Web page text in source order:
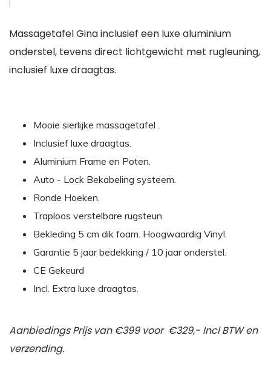
Massagetafel Gina inclusief een luxe aluminium
onderstel, tevens direct lichtgewicht met rugleuning,
inclusief luxe draagtas.
Mooie sierlijke massagetafel .
Inclusief luxe draagtas.
Aluminium Frame en Poten.
Auto - Lock Bekabeling systeem.
Ronde Hoeken.
Traploos verstelbare rugsteun.
Bekleding 5 cm dik foam. Hoogwaardig Vinyl.
Garantie 5 jaar bedekking / 10 jaar onderstel.
CE Gekeurd
Incl. Extra luxe draagtas.
Aanbiedings Prijs van €399 voor €329,- Incl BTW en
verzending.